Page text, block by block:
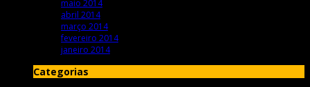
maio 2014
abril 2014
março 2014
fevereiro 2014
janeiro 2014
Categorias